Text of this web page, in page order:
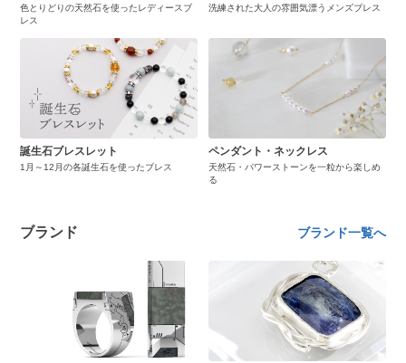
色とりどりの天然石を使ったレディースブ
レス
洗練された大人の雰囲気漂うメンズブレス
誕生石ブレスレット
1月～12月の各誕生石を使ったブレス
ペンダント・ネックレス
天然石・パワーストーンを一粒から楽しめ
る
ブランド ブランド一覧へ